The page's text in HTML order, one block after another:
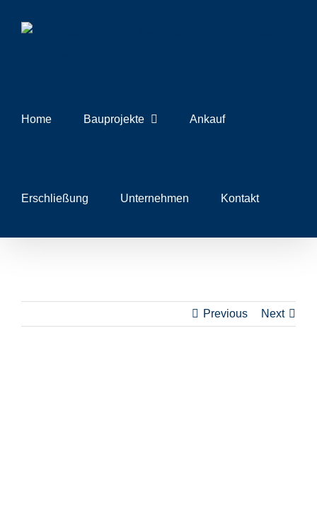
Home Bauprojekte Ankauf
Erschließung Unternehmen Kontakt
Previous Next